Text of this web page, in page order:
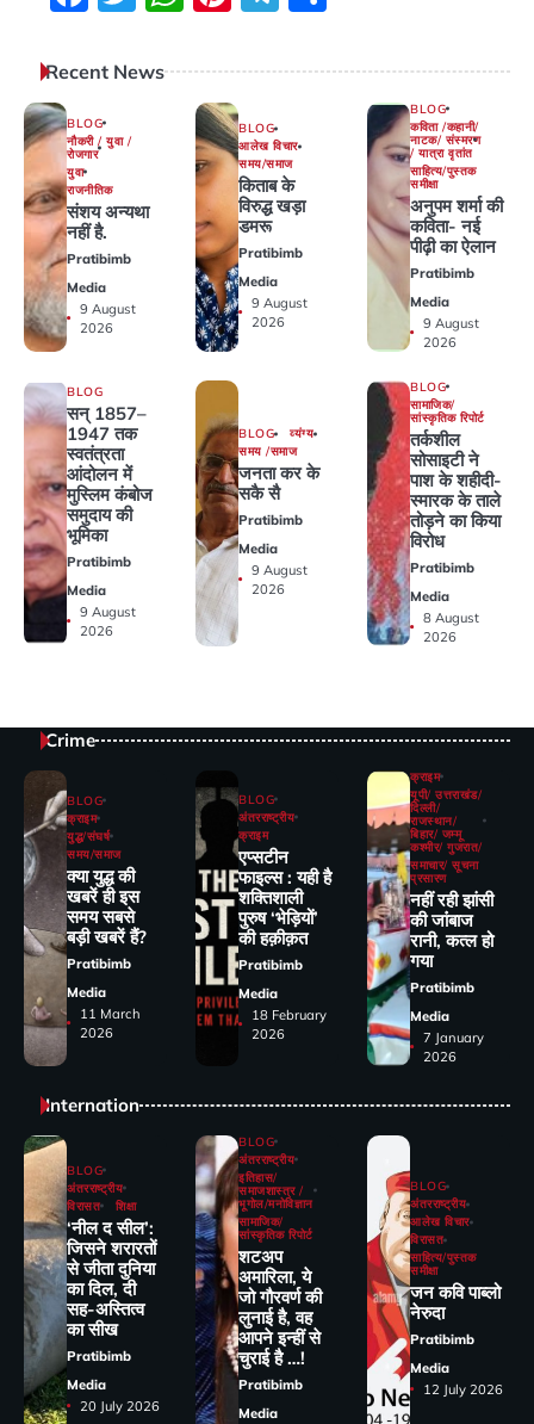
Recent News
BLOG
नौकरी / युवा /
रोजगार
युवा
राजनीतिक
संशय अन्यथा
नहीं है.
Pratibimb
Media
9 August
2026
BLOG
आलेख विचार
समय/समाज
किताब के
विरुद्ध खड़ा
डमरू
Pratibimb
Media
9 August
2026
BLOG
कविता /कहानी/
नाटक/ संस्मरण
/ यात्रा वृतांत
साहित्य/पुस्तक
समीक्षा
अनुपम शर्मा की
कविता- नई
पीढ़ी का ऐलान
Pratibimb
Media
9 August
2026
BLOG
सन् 1857–
1947 तक
स्वतंत्रता
आंदोलन में
मुस्लिम कंबोज
समुदाय की
भूमिका
Pratibimb
Media
9 August
2026
BLOG
व्यंग्य
समय /समाज
जनता कर के
सकै सै
Pratibimb
Media
9 August
2026
BLOG
सामाजिक/
सांस्कृतिक रिपोर्ट
तर्कशील
सोसाइटी ने
पाश के शहीदी-
स्मारक के ताले
तोड़ने का किया
विरोध
Pratibimb
Media
8 August
2026
Crime
BLOG
क्राइम
युद्ध/संघर्ष
समय/समाज
क्या युद्ध की
खबरें ही इस
समय सबसे
बड़ी खबरें हैं?
Pratibimb
Media
11 March
2026
BLOG
अंतरराष्ट्रीय
क्राइम
एप्सटीन
फाइल्स : यही है
शक्तिशाली
पुरुष ‘भेड़ियों’
की हक़ीक़त
Pratibimb
Media
18 February
2026
क्राइम
यूपी/ उत्तराखंड/
दिल्ली/
राजस्थान/
बिहार/ जम्मू
कश्मीर/ गुजरात/
समाचार/ सूचना
प्रसारण
नहीं रही झांसी
की जांंबाज
रानी, कत्‍ल हो
गया
Pratibimb
Media
7 January
2026
Internation
BLOG
अंतरराष्ट्रीय
विरासत
शिक्षा
‘नील द सील’:
जिसने शरारतों
से जीता दुनिया
का दिल, दी
सह-अस्तित्व
का सीख
Pratibimb
Media
20 July 2026
BLOG
अंतरराष्ट्रीय
इतिहास/
समाजशास्त्र /
भूगोल/मनोविज्ञान
सामाजिक/
सांस्कृतिक रिपोर्ट
शटअप
अमारिला, ये
जो गौरवर्ण की
लुनाई है, वह
आपने इन्हीं से
चुराई है …!
Pratibimb
Media
BLOG
अंतरराष्ट्रीय
आलेख विचार
विरासत
साहित्य/पुस्तक
समीक्षा
जन कवि पाब्लो
नेरुदा
Pratibimb
Media
12 July 2026